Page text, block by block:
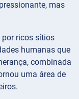
mas
por ricos sítios
humanas que
combinada
uma área de